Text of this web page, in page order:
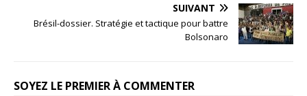
SUIVANT
Brésil-dossier. Stratégie et tactique pour battre
Bolsonaro
SOYEZ LE PREMIER À COMMENTER